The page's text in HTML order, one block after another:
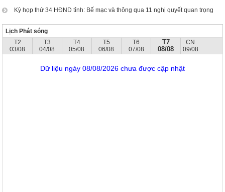
Kỳ họp thứ 34 HĐND tỉnh: Bế mạc và thông qua 11 nghị quyết quan trọng
Lịch Phát sóng
T2
03/08
T3
04/08
T4
05/08
T5
06/08
T6
07/08
T7
08/08
CN
09/08
Dữ liệu ngày 08/08/2026 chưa được cập nhật